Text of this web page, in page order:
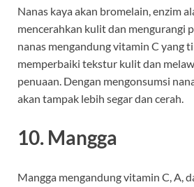
Nanas kaya akan bromelain, enzim
mencerahkan kulit dan mengurangi
nanas mengandung vitamin C yang
memperbaiki tekstur kulit dan
penuaan. Dengan mengonsumsi
akan tampak lebih segar dan cerah.
10. Mangga
Mangga mengandung vitamin C, A,